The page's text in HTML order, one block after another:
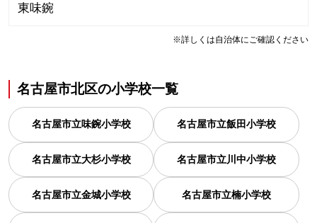
東味鋺
※詳しくは自治体にご確認ください
名古屋市北区の小学校一覧
名古屋市立味鋺小学校 名古屋市立飯田小学校
名古屋市立大杉小学校 名古屋市立川中小学校
名古屋市立金城小学校 名古屋市立楠小学校